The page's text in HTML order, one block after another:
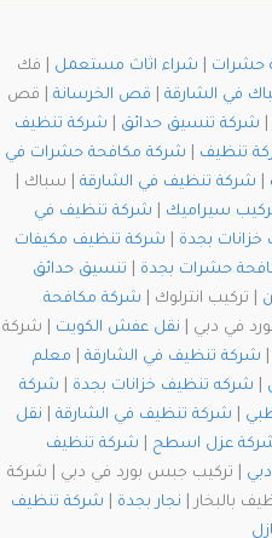
حشرات شراء اثاث مستعمل | فك
في الشارقة قص الخرسانة | قص
شركة تنسيق حدائق
شركة تنظيف
تنظيف
شركة مكافحة حشرات في
شركة تنظيف في الشارقة | سباك |
سيراميك
شركة تنظيف في
بجدة
شركة تنظيف مكيفات
حشرات بجدة
تنسيق حدائق
| تركيب انترلوك | شركة مكافحة
في دبي | نقل عفش الكويت | شركة
شركة تنظيف في الشارقة
معلم
شركه تنظيف خزانات بجدة
شركة
شركة تنظيف في الشارقة
نقل
عزل اسطح
شركة تنظيف
| تركيب جبس بورد في دبي | شركة
بالبخار | نجار بجدة
شركة تنظيف